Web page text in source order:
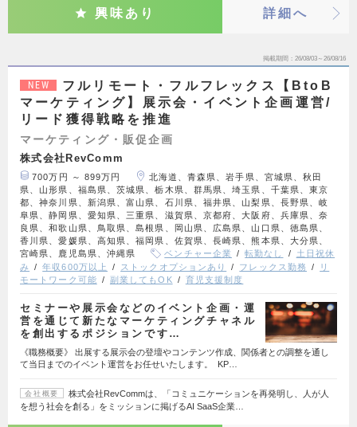
興味あり 詳細へ
掲載期間 26/08/03～26/08/16
NEW
フルリモート・フルフレックス【BtoB
マーケティング】展示会・イベント企画運営/
リード獲得戦略を推進
マーケティング・販促企画
株式会社RevComm
700万円 ～ 899万円
北海道、青森県、岩手県、宮城県、秋田
県、山形県、福島県、茨城県、栃木県、群馬県、埼玉県、千葉県、東京
都、神奈川県、新潟県、富山県、石川県、福井県、山梨県、長野県、岐
阜県、静岡県、愛知県、三重県、滋賀県、京都府、大阪府、兵庫県、奈
良県、和歌山県、鳥取県、島根県、岡山県、広島県、山口県、徳島県、
香川県、愛媛県、高知県、福岡県、佐賀県、長崎県、熊本県、大分県、
宮崎県、鹿児島県、沖縄県
ベンチャー企業 転勤なし
土日祝休
み
年収600万以上 ストックオプションあり フレックス勤務
リ
モートワーク可能
副業してもOK 育児支援制度
セミナーや展示会などのイベント企画・運
営を通じて新たなマーケティングチャネル
を創出するポジションです…
《職務概要》 出展する展示会の登壇やコンテンツ作成、関係者との調整を通し
て当日までのイベント運営をお任せいたします。 KP…
会社概要
株式会社RevCommは、「コミュニケーションを再発明し、人が人
を想う社会を創る」をミッションに掲げるAI SaaS企業…